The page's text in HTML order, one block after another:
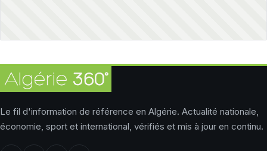
Le fil d'information de référence en Algérie. Actualité nationale,
économie, sport et international, vérifiés et mis à jour en continu.